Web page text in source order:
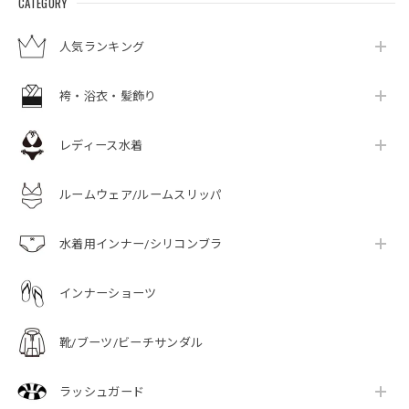
人気ランキング
袴・浴衣・髪飾り
レディース水着
ルームウェア/ルームスリッパ
水着用インナー/シリコンブラ
インナーショーツ
靴/ブーツ/ビーチサンダル
ラッシュガード